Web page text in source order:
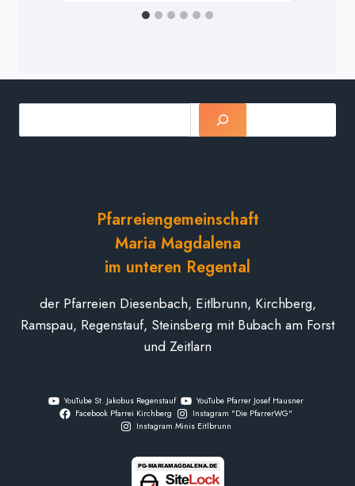
Suchen
Pfarreiengemeinschaft
Maria Magdalena
im unteren Regental
der Pfarreien Diesenbach, Eitlbrunn, Kirchberg,
Ramspau, Regenstauf, Steinsberg mit Bubach am Forst
und Zeitlarn
YouTube St. Jakobus Regenstauf
YouTube Pfarrer Josef Hausner
Facebook Pfarrei Kirchberg
Instagram "Die PfarrerWG"
Instagram Minis Eitlbrunn